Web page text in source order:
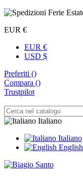
EUR €
EUR €
USD $
Preferiti ()
Compara ()
Trustpilot
Italiano
Italiano
English